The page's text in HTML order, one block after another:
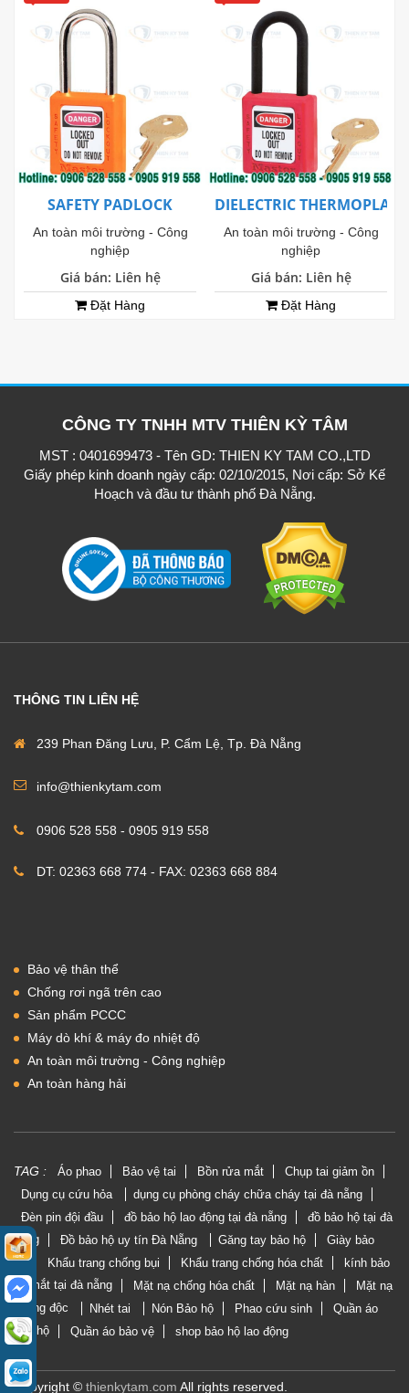
SAFETY PADLOCK
An toàn môi trường - Công
nghiệp
Giá bán: Liên hệ
Đặt Hàng
DIELECTRIC
An toàn môi trường - Công
nghiệp
Giá bán: Liên hệ
Đặt Hàng
CÔNG TY TNHH MTV THIÊN KỲ TÂM
MST : 0401699473 - Tên GD: THIEN KY TAM CO.,LTD
Giấy phép kinh doanh ngày cấp: 02/10/2015, Nơi cấp: Sở Kế
Hoạch và đầu tư thành phố Đà Nẵng.
THÔNG TIN LIÊN HỆ
239 Phan Đăng Lưu, P. Cẩm Lệ, Tp. Đà Nẵng
info@thienkytam.com
0906 528 558 - 0905 919 558
DT: 02363 668 774 - FAX: 02363 668 884
Bảo vệ thân thể
Chống rơi ngã trên cao
Sản phẩm PCCC
Máy dò khí & máy đo nhiệt độ
An toàn môi trường - Công nghiệp
An toàn hàng hải
TAG : Áo phao Bảo vệ tai Bồn rửa mắt
Chụp tai giảm ồn
Dụng cụ cứu hỏa
dụng cụ phòng cháy chữa cháy tại đà nẵng
Đèn pin đội đầu
đồ bảo hộ lao động tại đà nẵng đồ bảo hộ tại đà
nẵng Đồ bảo hộ uy tín Đà Nẵng Găng tay bảo hộ Giày bảo
hộ Khẩu trang chống bụi Khẩu trang chống hóa chất kính bảo
vệ mắt tại đà nẵng Mặt nạ chống hóa chất Mặt nạ hàn Mặt nạ
phòng độc Nhét tai Nón Bảo hộ Phao cứu sinh Quần áo
bảo hộ Quần áo bảo vệ shop bảo hộ lao động
Copyright © thienkytam.com All rights reserved.